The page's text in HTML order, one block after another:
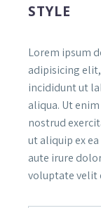
STYLE
Lorem ipsum
adipisicing
incididunt ut
aliqua. Ut
nostrud
ut aliquip ex
aute irure
voluptate velit